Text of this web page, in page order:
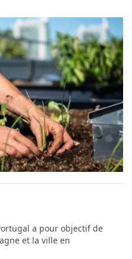
a pour objectif de
et la ville en